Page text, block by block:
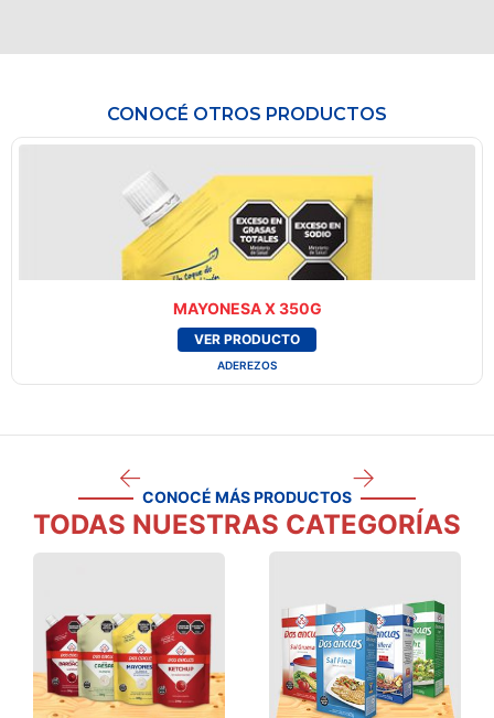
CONOCÉ OTROS PRODUCTOS
MAYONESA X 350G
VER PRODUCTO
ADEREZOS
CONOCÉ MÁS PRODUCTOS
TODAS NUESTRAS CATEGORÍAS